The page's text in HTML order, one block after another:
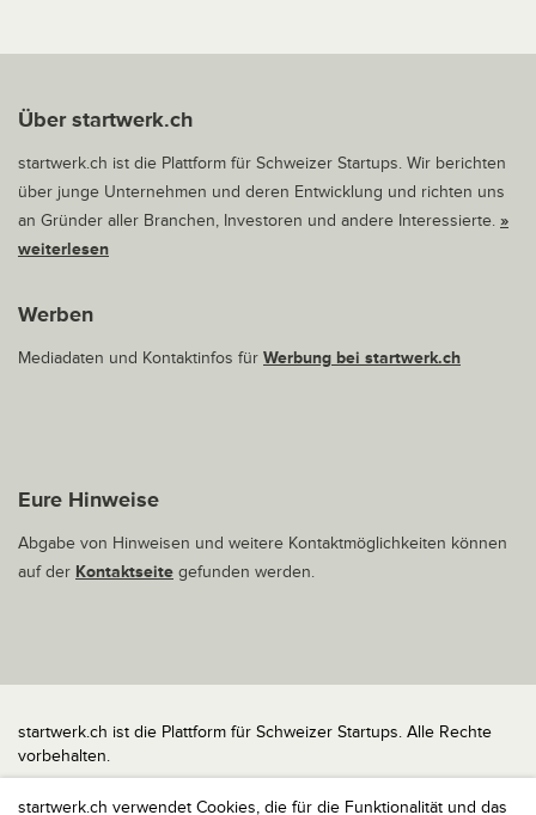
startwerk.ch verwendet Cookies, die für die Funktionalität und das
Über startwerk.ch
startwerk.ch ist die Plattform für Schweizer Startups. Wir berichten
über junge Unternehmen und deren Entwicklung und richten uns
an Gründer aller Branchen, Investoren und andere Interessierte. »
weiterlesen
Werben
Mediadaten und Kontaktinfos für Werbung bei startwerk.ch
Eure Hinweise
Abgabe von Hinweisen und weitere Kontaktmöglichkeiten können
auf der Kontaktseite gefunden werden.
startwerk.ch ist die Plattform für Schweizer Startups. Alle Rechte
vorbehalten.
Impressum